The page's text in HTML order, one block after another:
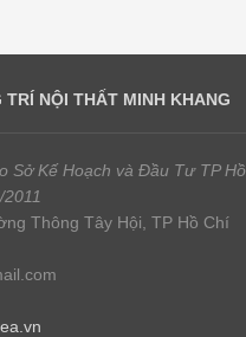
TRÍ NỘI THẤT MINH KHANG
Sở Kế Hoạch và Đầu Tư TP Hồ
Thông Tây Hội, TP Hồ Chí